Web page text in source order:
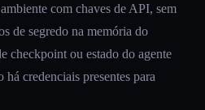
com chaves de API, sem
de segredo na memória do
checkpoint ou estado do agente
credenciais presentes para